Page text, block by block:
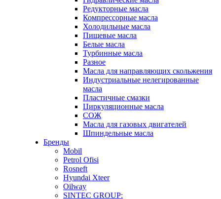
Редукторные масла
Компрессорные масла
Холодильные масла
Пищевые масла
Белые масла
Турбинные масла
Разное
Масла для направляющих скольжения
Индустриальные нелегированные
масла
Пластичные смазки
Циркуляционные масла
СОЖ
Масла для газовых двигателей
Шпиндельные масла
Бренды
Mobil
Petrol Ofisi
Rosneft
Hyundai Xteer
Oilway
SINTEC GROUP: